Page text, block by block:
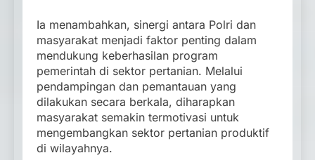
Ia menambahkan, sinergi antara Polri dan
masyarakat menjadi faktor penting dalam
mendukung keberhasilan program
pemerintah di sektor pertanian. Melalui
pendampingan dan pemantauan yang
dilakukan secara berkala, diharapkan
masyarakat semakin termotivasi untuk
mengembangkan sektor pertanian produktif
di wilayahnya.